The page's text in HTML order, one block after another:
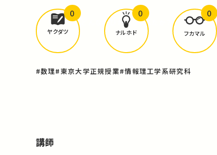
どんな学びがありましたか？
ヤクダツ
0
ナルホド
0
フカマル
0
#数理#東京大学正規授業#情報理工学系研究科
講師